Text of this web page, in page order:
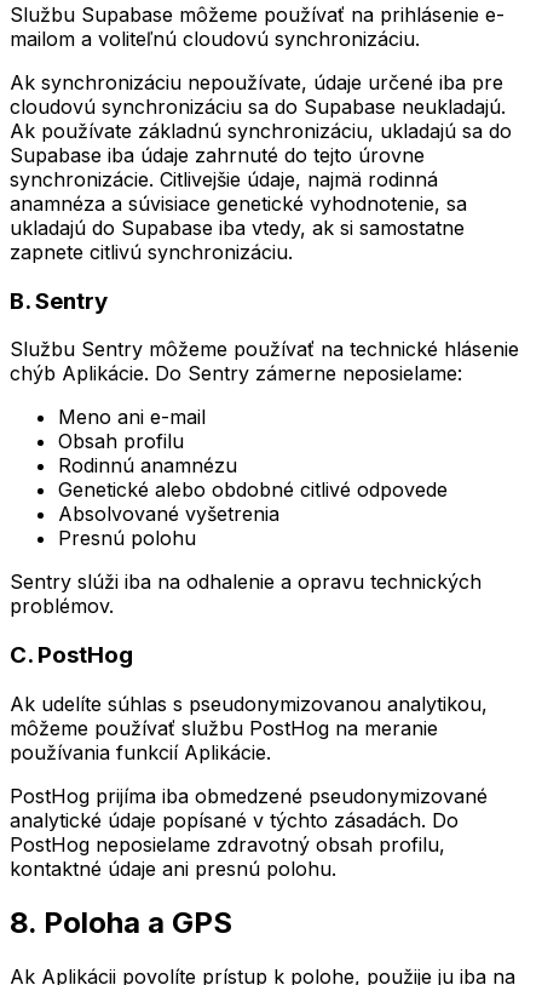
Službu Supabase môžeme používať na prihlásenie e-
mailom a voliteľnú cloudovú synchronizáciu.
Ak synchronizáciu nepoužívate, údaje určené iba pre
cloudovú synchronizáciu sa do Supabase neukladajú.
Ak používate základnú synchronizáciu, ukladajú sa do
Supabase iba údaje zahrnuté do tejto úrovne
synchronizácie. Citlivejšie údaje, najmä rodinná
anamnéza a súvisiace genetické vyhodnotenie, sa
ukladajú do Supabase iba vtedy, ak si samostatne
zapnete citlivú synchronizáciu.
B. Sentry
Službu Sentry môžeme používať na technické hlásenie
chýb Aplikácie. Do Sentry zámerne neposielame:
Meno ani e-mail
Obsah profilu
Rodinnú anamnézu
Genetické alebo obdobné citlivé odpovede
Absolvované vyšetrenia
Presnú polohu
Sentry slúži iba na odhalenie a opravu technických
problémov.
C. PostHog
Ak udelíte súhlas s pseudonymizovanou analytikou,
môžeme používať službu PostHog na meranie
používania funkcií Aplikácie.
PostHog prijíma iba obmedzené pseudonymizované
analytické údaje popísané v týchto zásadách. Do
PostHog neposielame zdravotný obsah profilu,
kontaktné údaje ani presnú polohu.
8. Poloha a GPS
Ak Aplikácii povolíte prístup k polohe, použije ju iba na